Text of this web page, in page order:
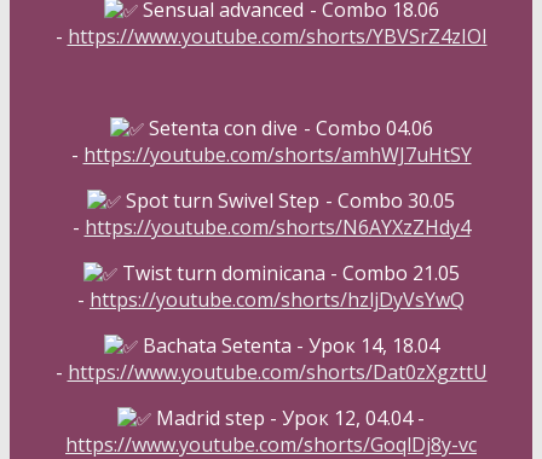
Sensual advanced - Combo 18.06
- https://www.youtube.com/shorts/YBVSrZ4zIOI
Setenta con dive - Combo 04.06
- https://youtube.com/shorts/amhWJ7uHtSY
Spot turn Swivel Step - Combo 30.05
- https://youtube.com/shorts/N6AYXzZHdy4
Twist turn dominicana - Combo 21.05
- https://youtube.com/shorts/hzljDyVsYwQ
Bachata Setenta - Урок 14, 18.04
- https://www.youtube.com/shorts/Dat0zXgzttU
Madrid step - Урок 12, 04.04 -
https://www.youtube.com/shorts/GoqlDj8y-vc